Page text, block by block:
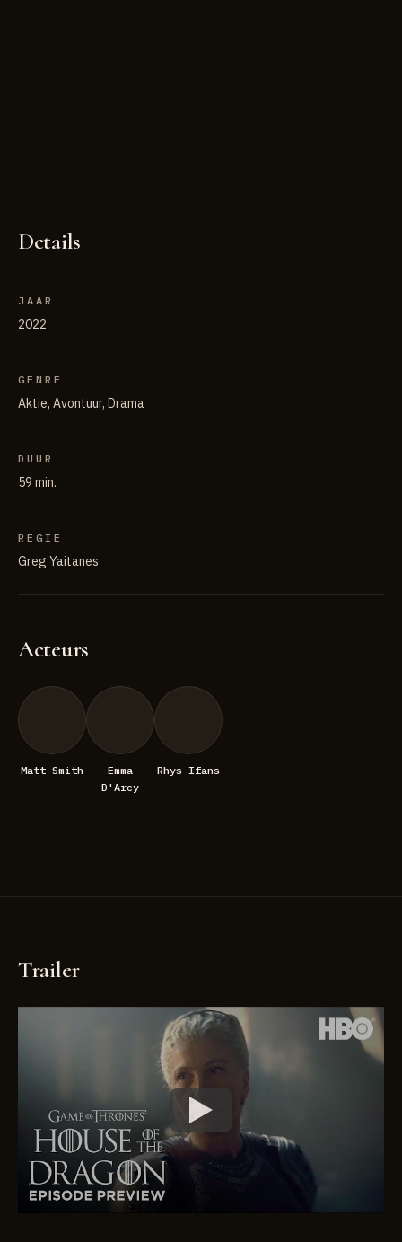
Details
JAAR
2022
GENRE
Aktie, Avontuur, Drama
DUUR
59 min.
REGIE
Greg Yaitanes
Acteurs
Matt Smith
Emma
D'Arcy
Rhys Ifans
Trailer